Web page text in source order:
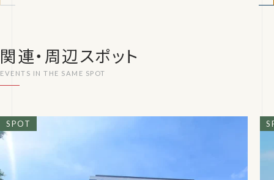
関連・周辺スポット